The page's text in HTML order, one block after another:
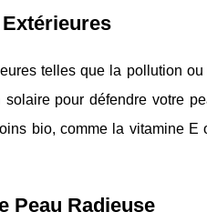
telles que la pollution
pour défendre votre
bio, comme la vitamine E
Peau Radieuse